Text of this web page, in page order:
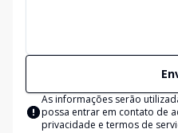
As informações serão
possa entrar em contato de
privacidade e termos de